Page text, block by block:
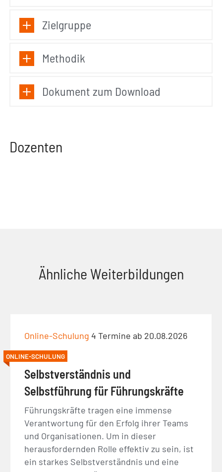
Zielgruppe
Methodik
Dokument zum Download
Dozenten
Ähnliche Weiterbildungen
Online-Schulung 4 Termine ab 20.08.2026
ONLINE-SCHULUNG
Selbstverständnis und
Selbstführung für Führungskräfte
Führungskräfte tragen eine immense
Verantwortung für den Erfolg ihrer Teams
und Organisationen. Um in dieser
herausfordernden Rolle effektiv zu sein, ist
ein starkes Selbstverständnis und eine